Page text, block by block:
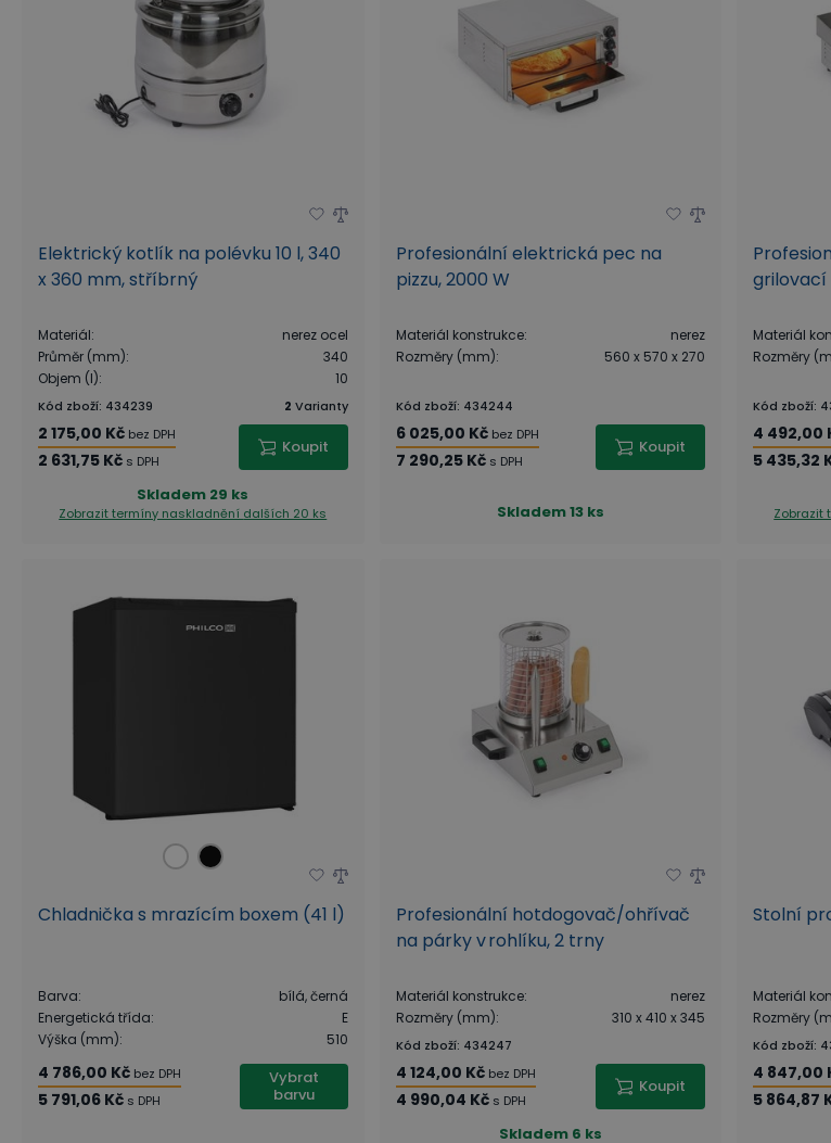
Elektrický kotlík na polévku 10 l, 340
x 360 mm, stříbrný
Materiál:
nerez ocel
Průměr (mm):
340
Objem (l): 10
Kód zboží: 434239 2 Varianty
2 175,00 Kč bez DPH
2 631,75 Kč s DPH
Koupit
Skladem 29 ks
Zobrazit termíny naskladnění dalších 20 ks
Profesionální elektrická pec na
pizzu, 2000 W
Materiál konstrukce:
nerez
Rozměry (mm): 560 x 570 x 270
Kód zboží: 434244
6 025,00 Kč bez DPH
7 290,25 Kč s DPH
Koupit
Skladem13 ks
grilovací
Materiál
Rozměry
Kód zboží:
4 492,00
5 435,32
Zobrazit
Chladnička s mrazícím boxem (41 l)
Barva:
bílá, černá
Energetická třída:
E
Výška (mm): 510
4 786,00 Kč bez DPH
5 791,06 Kč s DPH
Vybrat
barvu
Profesionální hotdogovač/ohřívač
na párky v rohlíku, 2 trny
Materiál konstrukce:
nerez
Rozměry (mm): 310 x 410 x 345
Kód zboží: 434247
4 124,00 Kč bez DPH
4 990,04 Kč s DPH
Koupit
Skladem 6 ks
Stolní
Materiál
Rozměry
Kód zboží:
4 847,00
5 864,87